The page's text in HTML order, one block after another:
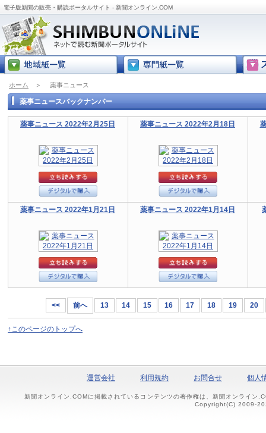
電子版新聞の販売・購読ポータルサイト - 新聞オンライン.COM
ホーム ＞ 薬事ニュース
薬事ニュースバックナンバー
薬事ニュース 2022年2月25日 薬事ニュース 2022年2月18日
薬事ニュース 2022年1月21日 薬事ニュース 2022年1月14日
<< 前へ 13 14 15 16 17 18 19 20
↑このページのトップへ
運営会社 利用規約 お問合せ 個人
新聞オンライン.COMに掲載されているコンテンツの著作権は、新聞オンライン
Copyright(C) 2009-